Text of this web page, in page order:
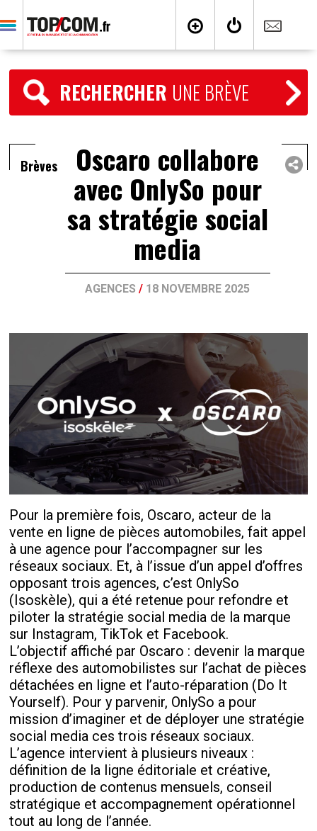
RECHERCHER UNE BRÈVE
Brèves Oscaro collabore
avec OnlySo pour
sa stratégie social
media
AGENCES / 18 NOVEMBRE 2025
Pour la première fois, Oscaro, acteur de la
vente en ligne de pièces automobiles, fait appel
à une agence pour l’accompagner sur les
réseaux sociaux. Et, à l’issue d’un appel d’offres
opposant trois agences, c’est OnlySo
(Isoskèle), qui a été retenue pour refondre et
piloter la stratégie social media de la marque
sur Instagram, TikTok et Facebook.
L’objectif affiché par Oscaro : devenir la marque
réflexe des automobilistes sur l’achat de pièces
détachées en ligne et l’auto-réparation (Do It
Yourself). Pour y parvenir, OnlySo a pour
mission d’imaginer et de déployer une stratégie
social media ces trois réseaux sociaux.
L’agence intervient à plusieurs niveaux :
définition de la ligne éditoriale et créative,
production de contenus mensuels, conseil
stratégique et accompagnement opérationnel
tout au long de l’année.